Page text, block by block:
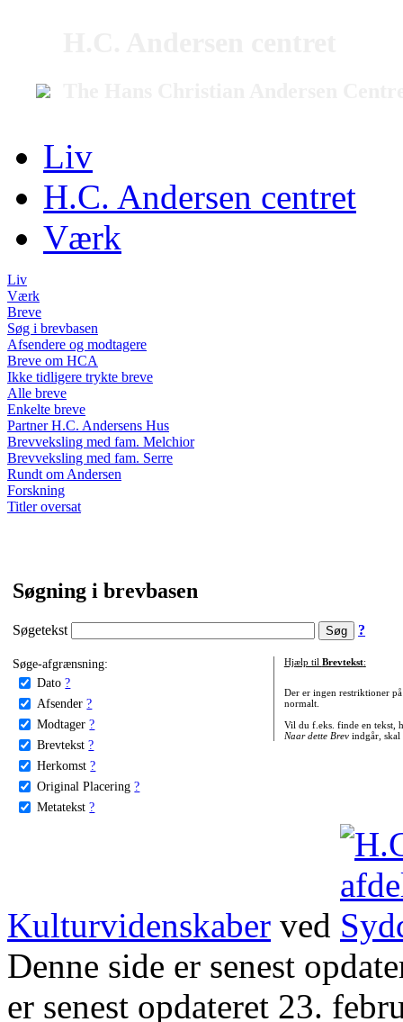
Liv
H.C. Andersen centret
Værk
Liv
Værk
Breve
Søg i brevbasen
Afsendere og modtagere
Breve om HCA
Ikke tidligere trykte breve
Alle breve
Enkelte breve
Partner H.C. Andersens Hus
Brevveksling med fam. Melchior
Brevveksling med fam. Serre
Rundt om Andersen
Forskning
Titler oversat
Søgning i brevbasen
Søgetekst ?
Søge-afgrænsning:
Dato ?
Afsender ?
Modtager ?
Brevtekst ?
Herkomst ?
Original Placering ?
Metatekst ?
Hjælp til Brevtekst:
Der er ingen restriktioner
normalt.
Vil du f.eks. finde en tekst,
Naar dette Brevindgår, skal
Kulturvidenskaber ved
Denne side er senest
er senest opdateret 23.